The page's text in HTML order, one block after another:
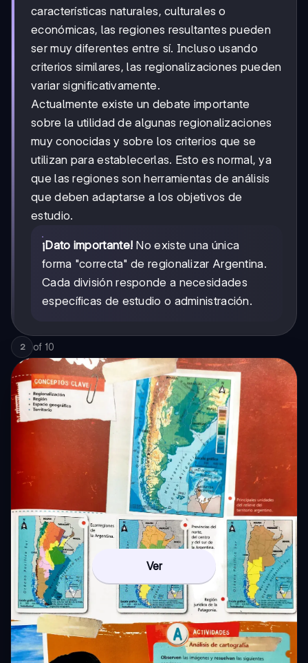
características naturales, culturales o
económicas, las regiones resultantes pueden
ser muy diferentes entre sí. Incluso usando
criterios similares, las regionalizaciones pueden
variar significativamente.
Actualmente existe un debate importante
sobre la utilidad de algunas regionalizaciones
muy conocidas y sobre los criterios que se
utilizan para establecerlas. Esto es normal, ya
que las regiones son herramientas de análisis
que deben adaptarse a los objetivos de
estudio.
¡Dato importante! No existe una única
forma "correcta" de regionalizar Argentina.
Cada división responde a necesidades
específicas de estudio o administración.
2 of 10
Ver